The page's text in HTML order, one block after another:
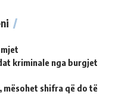
kriminale nga burgjet
mësohet shifra që do të